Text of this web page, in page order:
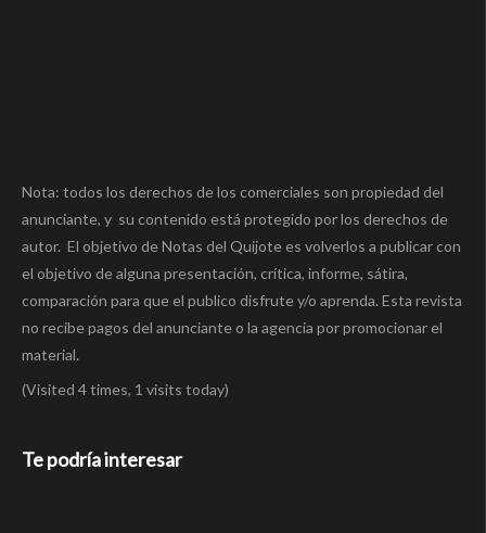
Nota: todos los derechos de los comerciales son propiedad del
anunciante, y su contenido está protegido por los derechos de
autor. El objetivo de Notas del Quijote es volverlos a publicar con
el objetivo de alguna presentación, crítica, informe, sátira,
comparación para que el publico disfrute y/o aprenda. Esta revista
no recibe pagos del anunciante o la agencia por promocionar el
material.
(Visited 4 times, 1 visits today)
Te podría interesar